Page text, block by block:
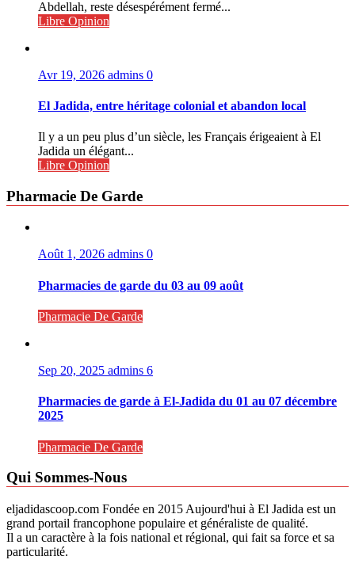
Abdellah, reste désespérément fermé...
Libre Opinion
Avr 19, 2026 admins 0
El Jadida, entre héritage colonial et abandon local
Il y a un peu plus d’un siècle, les Français érigeaient à El
Jadida un élégant...
Libre Opinion
Pharmacie De Garde
Août 1, 2026 admins 0
Pharmacies de garde du 03 au 09 août
Pharmacie De Garde
Sep 20, 2025 admins 6
Pharmacies de garde à El-Jadida du 01 au 07 décembre
2025
Pharmacie De Garde
Qui Sommes-Nous
eljadidascoop.com Fondée en 2015 Aujourd'hui à El Jadida est un
grand portail francophone populaire et généraliste de qualité.
Il a un caractère à la fois national et régional, qui fait sa force et sa
particularité.